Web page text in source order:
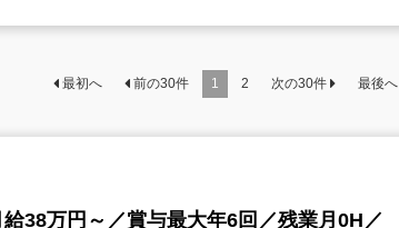
最初へ 前の30件 1 2 次の30件 最後へ
38万円～／賞与最大年6回／残業月0H／